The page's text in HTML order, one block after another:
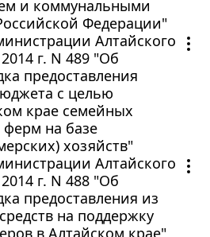
и коммунальными
Федерации"
Алтайского
г. N 489 "Об
предоставления
с целью
крае семейных
на базе
хозяйств"
Алтайского
г. N 488 "Об
предоставления из
на поддержку
в Алтайском крае"